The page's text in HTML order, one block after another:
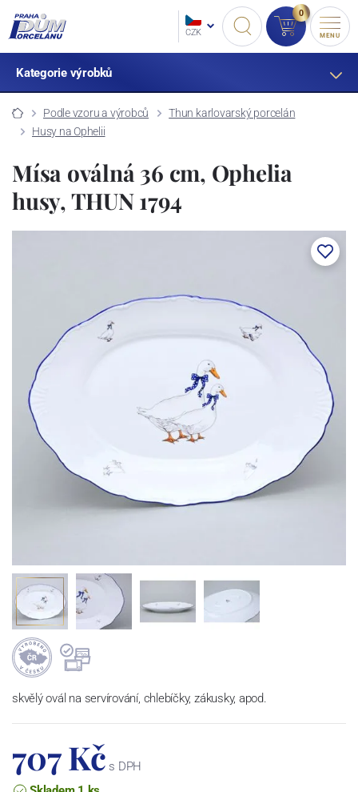
CZK
0
MENU
Kategorie výrobků
Podle vzoru a výrobců
Thun karlovarský porcelán
Husy na Ophelii
Mísa oválná 36 cm, Ophelia
husy, THUN 1794
skvělý ovál na servírování, chlebíčky, zákusky, apod.
707 Kč s DPH